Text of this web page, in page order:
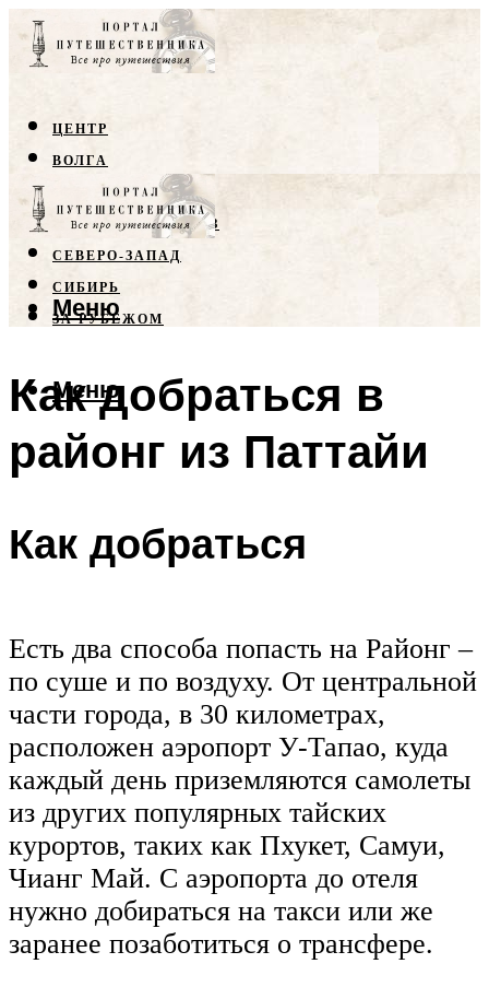
ЦЕНТР
ВОЛГА
КРЫМ
СЕВЕРНЫЙ КАВКАЗ
СЕВЕРО-ЗАПАД
СИБИРЬ
ЗА РУБЕЖОМ
Меню
Меню
Как добраться в
районг из Паттайи
Как добраться
Есть два способа попасть на Районг –
по суше и по воздуху. От центральной
части города, в 30 километрах,
расположен аэропорт У-Тапао, куда
каждый день приземляются самолеты
из других популярных тайских
курортов, таких как Пхукет, Самуи,
Чианг Май. С аэропорта до отеля
нужно добираться на такси или же
заранее позаботиться о трансфере.